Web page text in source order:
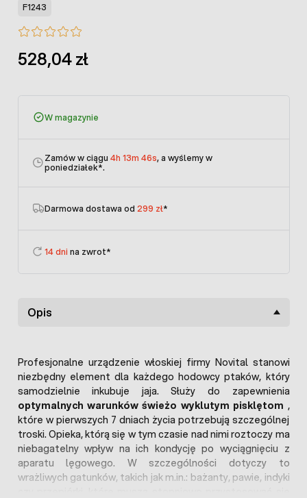
F1243
528,04 zł
W magazynie
Zamów w ciągu 4h 13m 46s, a wyślemy w
poniedziałek*.
Darmowa dostawa od 299 zł*
14 dni na zwrot*
Opis
Profesjonalne urządzenie włoskiej firmy Novital stanowi
niezbędny element dla każdego hodowcy ptaków, który
samodzielnie inkubuje jaja. Służy do zapewnienia
optymalnych warunków świeżo wyklutym pisklętom ,
które w pierwszych 7 dniach życia potrzebują szczególnej
troski. Opieka, którą się w tym czasie nad nimi roztoczy ma
niebagatelny wpływ na ich kondycję po wyciągnięciu z
aparatu lęgowego. W szczególności dotyczy to
wrażliwych gatunków, takich jak m.in.: bażanty, pawie, indyki